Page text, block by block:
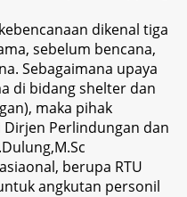
dikenal tiga
sebelum bencana,
Sebagaimana upaya
di bidang shelter dan
maka pihak
Dirjen Perlindungan dan
berupa RTU
angkutan personil